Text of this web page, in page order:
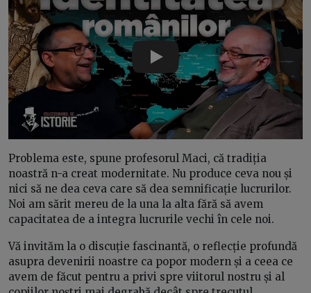
Play
Problema este, spune profesorul Maci, că tradiția
noastră n-a creat modernitate. Nu produce ceva nou și
nici să ne dea ceva care să dea semnificație lucrurilor.
Noi am sărit mereu de la una la alta fără să avem
capacitatea de a integra lucrurile vechi în cele noi.
Vă invităm la o discuție fascinantă, o reflecție profundă
asupra devenirii noastre ca popor modern și a ceea ce
avem de făcut pentru a privi spre viitorul nostru și al